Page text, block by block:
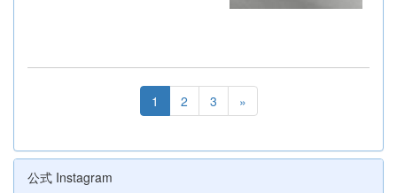
1 2 3 »
公式 Instagram